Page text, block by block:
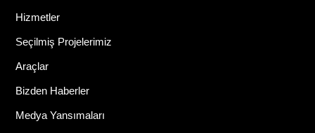
Hizmetler
Seçilmiş Projelerimiz
Araçlar
Bizden Haberler
Medya Yansımaları